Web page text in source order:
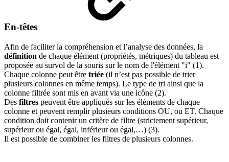
En-têtes
Afin de faciliter la compréhension et l’analyse des données, la
définition de chaque élément (propriétés, métriques) du tableau est
proposée au survol de la souris sur le nom de l'élément "i" (1).
Chaque colonne peut être triée (il n’est pas possible de trier
plusieurs colonnes en même temps). Le type de tri ainsi que la
colonne filtrée sont mis en avant via une icône (2).
Des filtres peuvent être appliqués sur les éléments de chaque
colonne et peuvent remplir plusieurs conditions OU, ou ET. Chaque
condition doit contenir un critère de filtre (strictement supérieur,
supérieur ou égal, égal, inférieur ou égal,…) (3).
Il est possible de combiner les filtres de plusieurs colonnes.